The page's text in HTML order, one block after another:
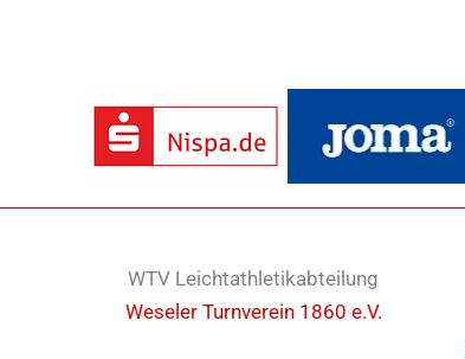
WTV Leichtathletikabteilung
Weseler Turnverein 1860 e.V.